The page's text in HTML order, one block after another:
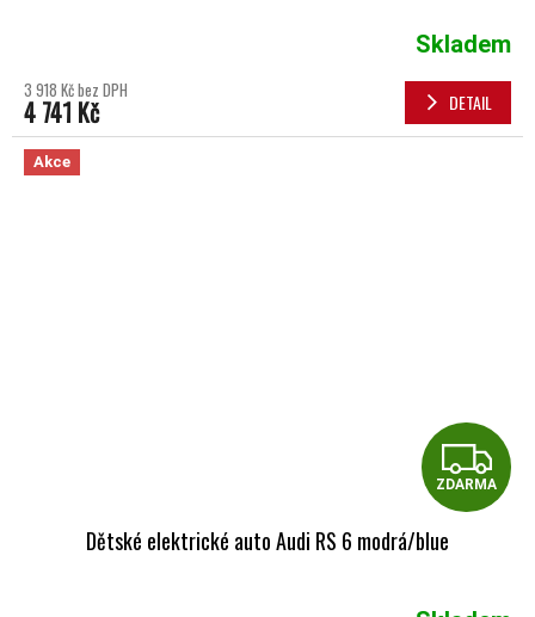
Skladem
3 918 Kč bez DPH
4 741 Kč DETAIL
Akce
ZDARMA
Dětské elektrické auto Audi RS 6 modrá/blue